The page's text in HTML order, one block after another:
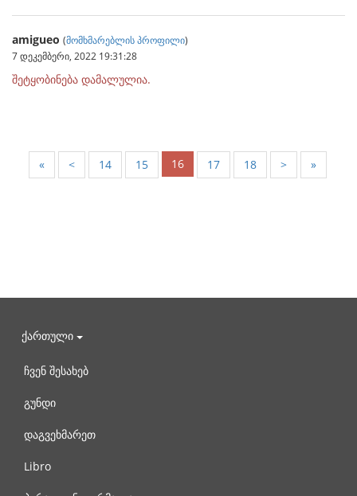
amigueo (მომხმარებლის პროფილი)
7 დეკემბერი, 2022 19:31:28
შეტყობინება დამალულია.
« < 14 15 16 17 18 > »
ქართული
ჩვენ შესახებ
გუნდი
დაგვეხმარეთ
Libro